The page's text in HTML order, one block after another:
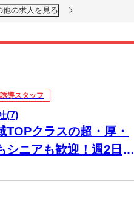
他の求人を見る
導スタッフ
(7)
TOPクラスの超・厚・
シニアも歓迎！週2日～